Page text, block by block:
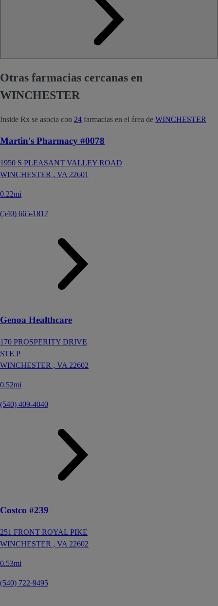
Otras farmacias cercanas en
WINCHESTER
Inside Rx se asocia con 24 farmacias en el área de WINCHESTER
Martin's Pharmacy #0078
1950 S PLEASANT VALLEY ROAD
WINCHESTER , VA 22601
0.22mi
(540) 665-1817
Genoa Healthcare
170 PROSPERITY DRIVE
STE P
WINCHESTER , VA 22602
0.52mi
(540) 409-4040
Costco #239
251 FRONT ROYAL PIKE
WINCHESTER , VA 22602
0.53mi
(540) 722-9495